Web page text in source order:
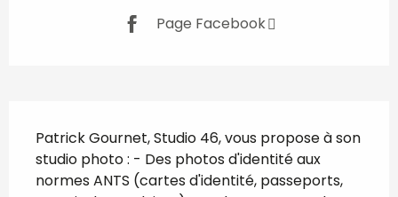
Page Facebook
Patrick Gournet, Studio 46, vous propose à son
studio photo : - Des photos d'identité aux
normes ANTS (cartes d'identité, passeports,